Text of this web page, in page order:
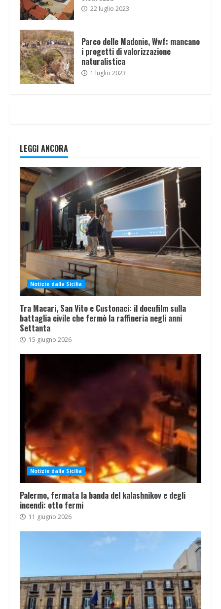
22 luglio 2023
Parco delle Madonie, Wwf: mancano
i progetti di valorizzazione
naturalistica
1 luglio 2023
LEGGI ANCORA
Notizie dalla Sicilia
Tra Macari, San Vito e Custonaci: il docufilm sulla
battaglia civile che fermò la raffineria negli anni
Settanta
15 giugno 2026
Notizie dalla Sicilia
Palermo, fermata la banda del kalashnikov e degli
incendi: otto fermi
11 giugno 2026